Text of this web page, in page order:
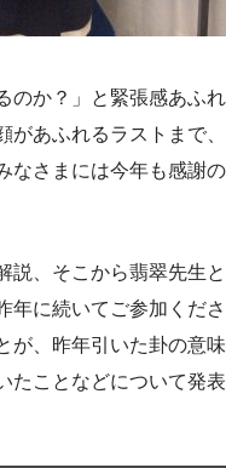
のか？」と緊張感あふれ
あふれるラストまで、
なさまには今年も感謝の
説、そこから翡翠先生と
年に続いてご参加くださ
が、昨年引いた卦の意味
たことなどについて発表